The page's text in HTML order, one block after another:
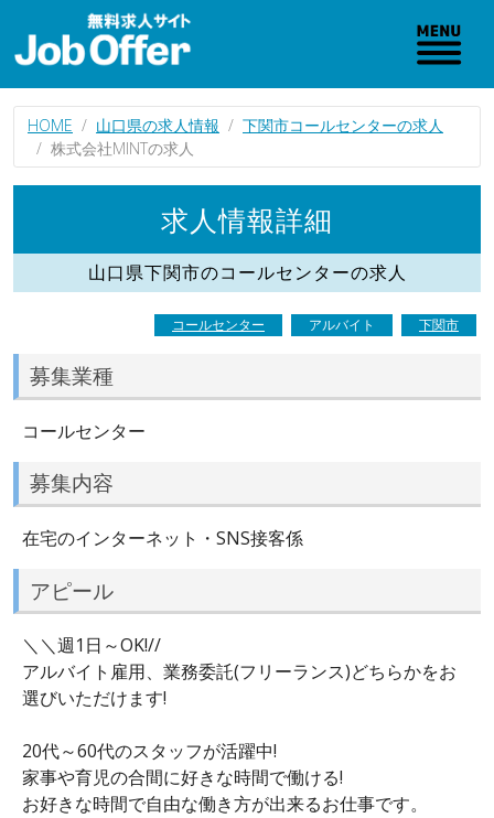
HOME 山口県の求人情報
下関市コールセンターの求人
株式会社MINTの求人
求人情報詳細
山口県下関市のコールセンターの求人
コールセンター アルバイト 下関市
募集業種
コールセンター
募集内容
在宅のインターネット・SNS接客係
アピール
＼＼週1日～OK!//
アルバイト雇用、業務委託(フリーランス)どちらかをお
選びいただけます!
20代～60代のスタッフが活躍中!
家事や育児の合間に好きな時間で働ける!
お好きな時間で自由な働き方が出来るお仕事です。